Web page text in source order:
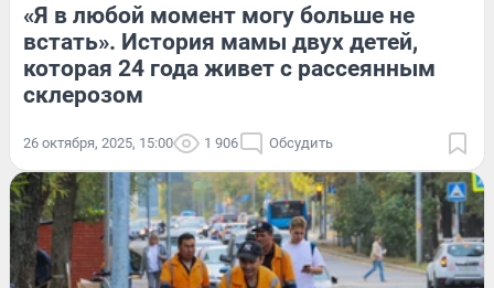
«Я в любой момент могу больше не
встать». История мамы двух детей,
которая 24 года живет с рассеянным
склерозом
26 октября, 2025, 15:00 1 906 Обсудить